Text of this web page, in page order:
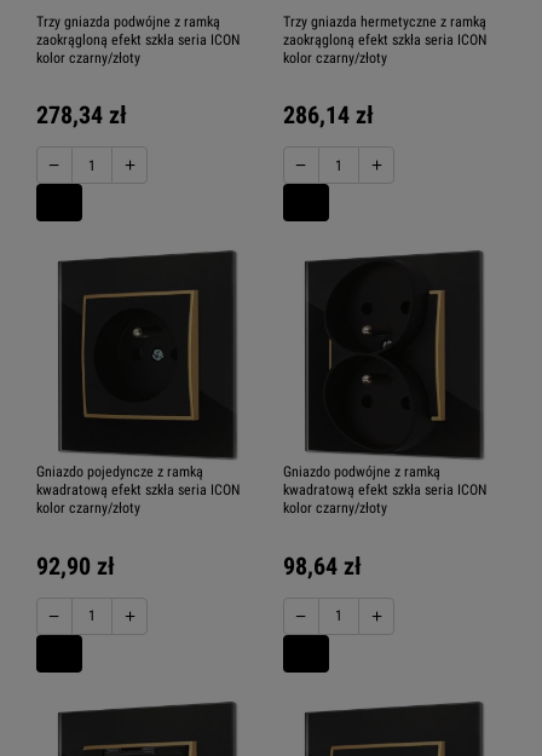
Trzy gniazda podwójne z ramką
zaokrągloną efekt szkła seria ICON
kolor czarny/złoty
278,34 zł
− +
Trzy gniazda hermetyczne z ramką
zaokrągloną efekt szkła seria ICON
kolor czarny/złoty
286,14 zł
− +
Gniazdo pojedyncze z ramką
kwadratową efekt szkła seria ICON
kolor czarny/złoty
92,90 zł
− +
Gniazdo podwójne z ramką
kwadratową efekt szkła seria ICON
kolor czarny/złoty
98,64 zł
− +